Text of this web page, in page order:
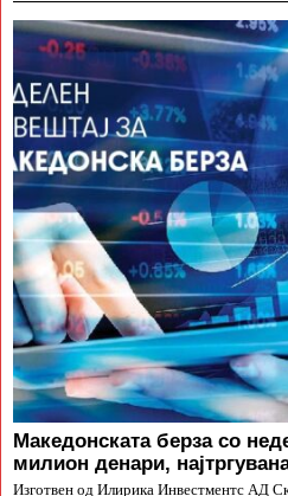
Македонската берза со
милион денари,
Изготвен од Илирика Инвестментс АД